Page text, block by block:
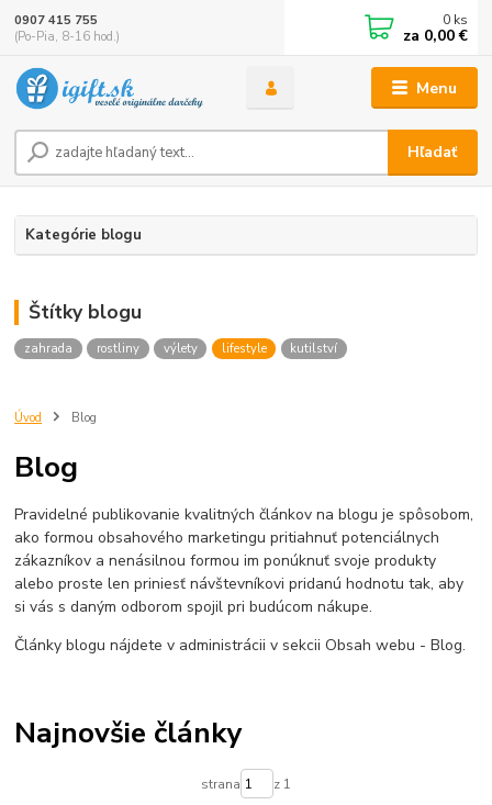
Menu
Hľadať
0907 415 755
(Po-Pia, 8-16 hod.)
0 ks
za 0,00 €
Kategórie blogu
Štítky blogu
zahrada rostliny výlety lifestyle kutilství
Úvod Blog
Blog
Pravidelné publikovanie kvalitných článkov na blogu je spôsobom,
ako formou obsahového marketingu pritiahnuť potenciálnych
zákazníkov a nenásilnou formou im ponúknuť svoje produkty
alebo proste len priniesť návštevníkovi pridanú hodnotu tak, aby
si vás s daným odborom spojil pri budúcom nákupe.
Články blogu nájdete v administrácii v sekcii Obsah webu - Blog.
Najnovšie články
strana z 1